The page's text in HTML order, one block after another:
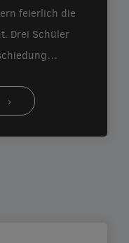
feierlich die
Drei Schüler